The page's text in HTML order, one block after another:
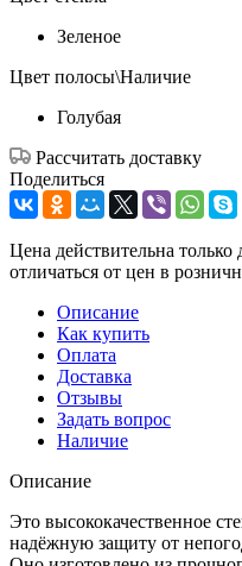
Зеленое
Цвет полосы\Наличие
Голубая
Рассчитать доставку
Поделиться
Цена действительна
отличаться от цен в
Описание
Как купить
Оплата
Доставка
Отзывы
Задать вопрос
Наличие
Описание
Это высококачественное
надёжную защиту от